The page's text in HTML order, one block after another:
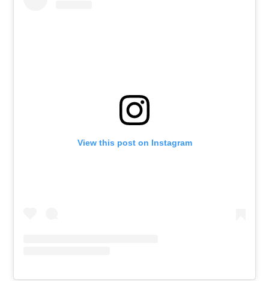
View this post on Instagram